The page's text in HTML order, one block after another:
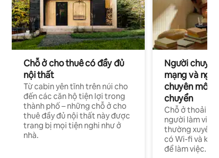
Chỗ ở cho thuê có đầy đủ
nội thất
Từ cabin yên tĩnh trên núi cho
đến các căn hộ tiện lợi trong
thành phố – những chỗ ở cho
thuê đầy đủ nội thất này được
trang bị mọi tiện nghi như ở
nhà.
Người
mạng và
chuyên môn
chuyển
Chỗ ở thoải
người làm việc
thường xuyên
có Wi-fi và
để làm việc.